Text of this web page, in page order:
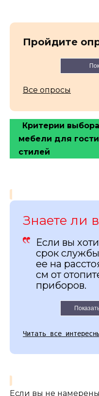
Пройдите
Все опросы
Критерии
мебели для
стилей
Знаете ли
Если вы
срок
ее на
см от
приборов.
Читать все
Если вы не